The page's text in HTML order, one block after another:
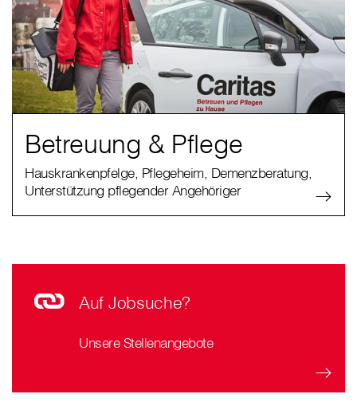
Betreuung & Pflege
Hauskrankenpfelge, Pflegeheim, Demenzberatung,
Unterstützung pflegender Angehöriger
Auf Jobsuche?
Unsere Stellenangebote